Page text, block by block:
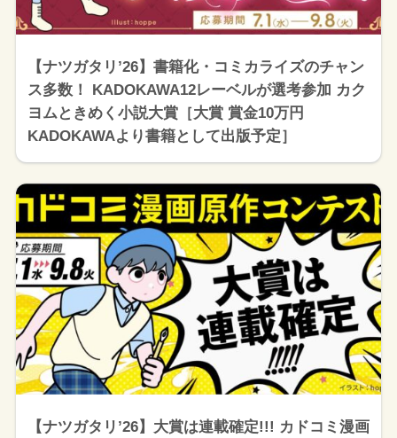
【ナツガタリ’26】書籍化・コミカライズのチャン
ス多数！ KADOKAWA12レーベルが選考参加 カク
ヨムときめく小説大賞［大賞 賞金10万円
KADOKAWAより書籍として出版予定］
【ナツガタリ’26】大賞は連載確定!!! カドコミ漫画